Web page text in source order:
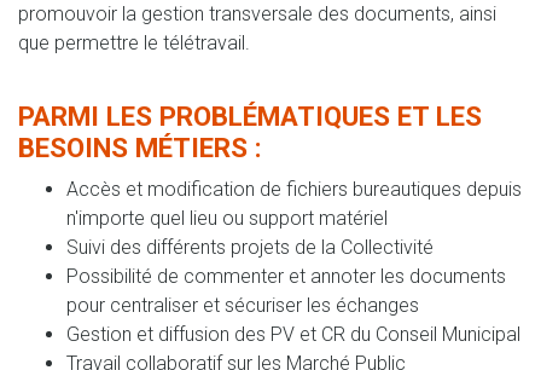
promouvoir la gestion transversale des documents, ainsi
que permettre le télétravail.
PARMI LES PROBLÉMATIQUES ET LES
BESOINS MÉTIERS :
Accès et modification de fichiers bureautiques depuis
n'importe quel lieu ou support matériel
Suivi des différents projets de la Collectivité
Possibilité de commenter et annoter les documents
pour centraliser et sécuriser les échanges
Gestion et diffusion des PV et CR du Conseil Municipal
Travail collaboratif sur les Marché Public